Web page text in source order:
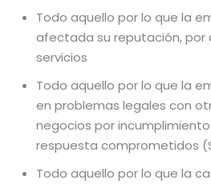
Todo aquello por lo que la
afectada su reputación, por
servicios
Todo aquello por lo que la
en problemas legales con
negocios por
respuesta comprometidos
Todo aquello por lo que la